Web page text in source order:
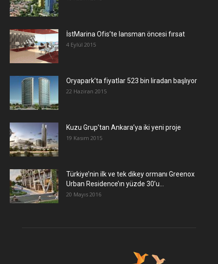
İstMarina Ofis’te lansman öncesi fırsat
4 Eylül 2015
Oryapark’ta fiyatlar 523 bin liradan başlıyor
22 Haziran 2015
​Kuzu Grup’tan Ankara’ya iki yeni proje
19 Kasım 2015
Türkiye’nin ilk ve tek dikey ormanı Greenox
Urban Residence’ın yüzde 30’u...
20 Mayıs 2016